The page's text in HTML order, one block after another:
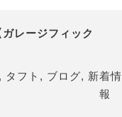
レージフィック
, タフト , ブログ, 新着情
報